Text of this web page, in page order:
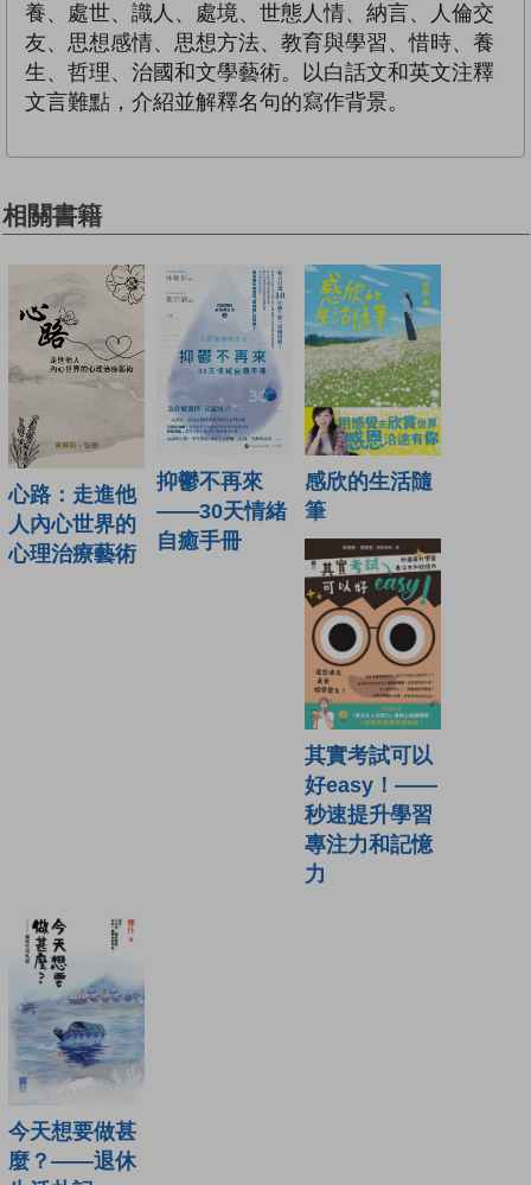
養、處世、識人、處境、世態人情、納言、人倫交
友、思想感情、思想方法、教育與學習、惜時、養
生、哲理、治國和文學藝術。以白話文和英文注釋
文言難點，介紹並解釋名句的寫作背景。
相關書籍
心路：走進他
人內心世界的
心理治療藝術
抑鬱不再來
——30天情緒
自癒手冊
感欣的生活隨
筆
其實考試可以
好easy！——
秒速提升學習
專注力和記憶
力
今天想要做甚
麼？——退休